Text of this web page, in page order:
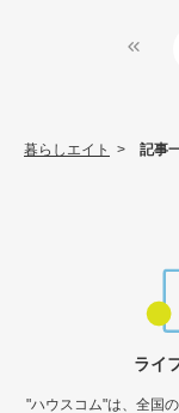
暮らしエイト > 記事
ライ
"ハウスコム"は、全国